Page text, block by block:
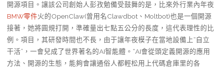
開源項目。讓該公司創始人彭孜勉備受鼓舞的是，比來外行業內年夜
BMW零件火的OpenClaw(曾用名Clawdbot、Moltbot)也是一個開源
接著，她將圓規打開，準確量出七點五公分的長度，這代表理性的比
例。項目，其研發時間也不長，由于讓年夜模子在當地設備上“自立
干活”，一會兒成了世界著名的AI智能體。“AI會從頭定義開源的應用
方法、開源的生態，能夠會讓通俗人都輕松用上代碼倉庫里的各